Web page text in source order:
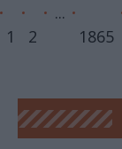
1 2
...
1865